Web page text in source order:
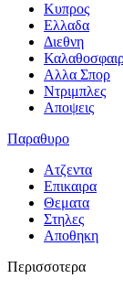
Κυπρος
Ελλαδα
Διεθνη
Αλλα Σπορ
Ντριμπλες
Αποψεις
Παραθυρο
Ατζεντα
Επικαιρα
Θεματα
Στηλες
Αποθηκη
Περισσοτερα